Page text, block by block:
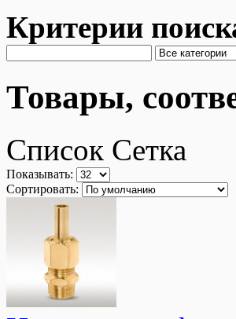
Критерии
Товары,
Список Сетка
Показывать:
Сортировать: